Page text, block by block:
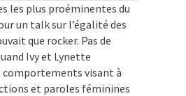
les plus proéminentes du
un talk sur l’égalité des
que rocker. Pas de
Ivy et Lynette
visant à
et paroles féminines